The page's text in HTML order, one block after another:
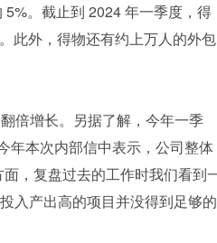
。截止到 2024 年一季度，得
此外，得物还有约上万人的外包
倍增长。另据了解，今年一季
年本次内部信中表示，公司整体
，复盘过去的工作时我们看到
入产出高的项目并没得到足够的